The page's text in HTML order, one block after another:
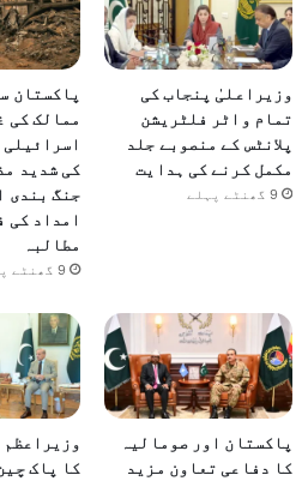
وزیراعلیٰ پنجاب کی
تمام واٹر فلٹریشن
پلانٹس کے منصوبے جلد
مکمل کرنے کی ہدایت
9 گھنٹے پہلے
ممالک کی
کی شدید
جنگ بندی
امداد کی
مطالبہ
9 گھنٹے پہلے
پاکستان اور صومالیہ
کا دفاعی تعاون مزید
کا پاک